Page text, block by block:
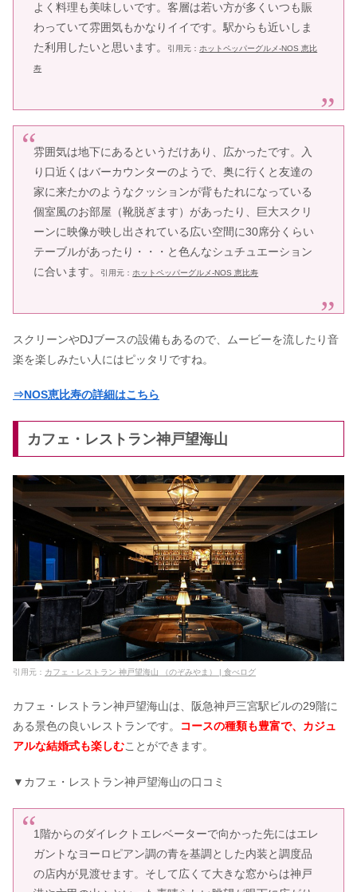
よく料理も美味しいです。客層は若い方が多くいつも賑
わっていて雰囲気もかなりイイです。駅からも近いしま
た利用したいと思います。
引用元：ホットペッパーグルメ-NOS 恵比
寿
雰囲気は地下にあるというだけあり、広かったです。入
り口近くはバーカウンターのようで、奥に行くと友達の
家に来たかのようなクッションが背もたれになっている
個室風のお部屋（靴脱ぎます）があったり、巨大スクリ
ーンに映像が映し出されている広い空間に30席分くらい
テーブルがあったり・・・と色んなシュチュエーション
に合います。
引用元： ホットペッパーグルメ-NOS 恵比寿
スクリーンやDJブースの設備もあるので、ムービーを流したり音
楽を楽しみたい人にはピッタリですね。
⇒NOS恵比寿の詳細はこちら
カフェ・レストラン神戸望海山
引用元： カフェ・レストラン 神戸望海山 （のぞみやま） | 食べログ
カフェ・レストラン神戸望海山は、阪急神戸三宮駅ビルの29階に
ある景色の良いレストランです。
コースの種類も豊富で、カジュ
アルな結婚式も楽しむことができます。
▼カフェ・レストラン神戸望海山の口コミ
1階からのダイレクトエレベーターで向かった先にはエレ
ガントなヨーロピアン調の青を基調とした内装と調度品
の店内が見渡せます。そして広くて大きな窓からは神戸